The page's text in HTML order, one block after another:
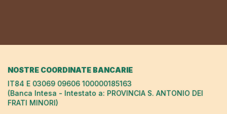
NOSTRE COORDINATE BANCARIE
IT84 E 03069 09606 100000185163
(Banca Intesa - Intestato a: PROVINCIA S. ANTONIO DEI
FRATI MINORI)